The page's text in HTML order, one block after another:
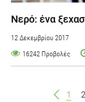
Νερό: ένα
12 Δεκεμβρίου 2017
16242 Προβολές
1 2